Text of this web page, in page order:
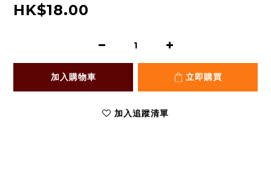
HK$18.00
加入購物車 立即購買
加入追蹤清單